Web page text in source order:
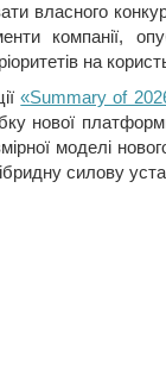
власного
компанії,
на
«Summary of
нової
моделі
силову